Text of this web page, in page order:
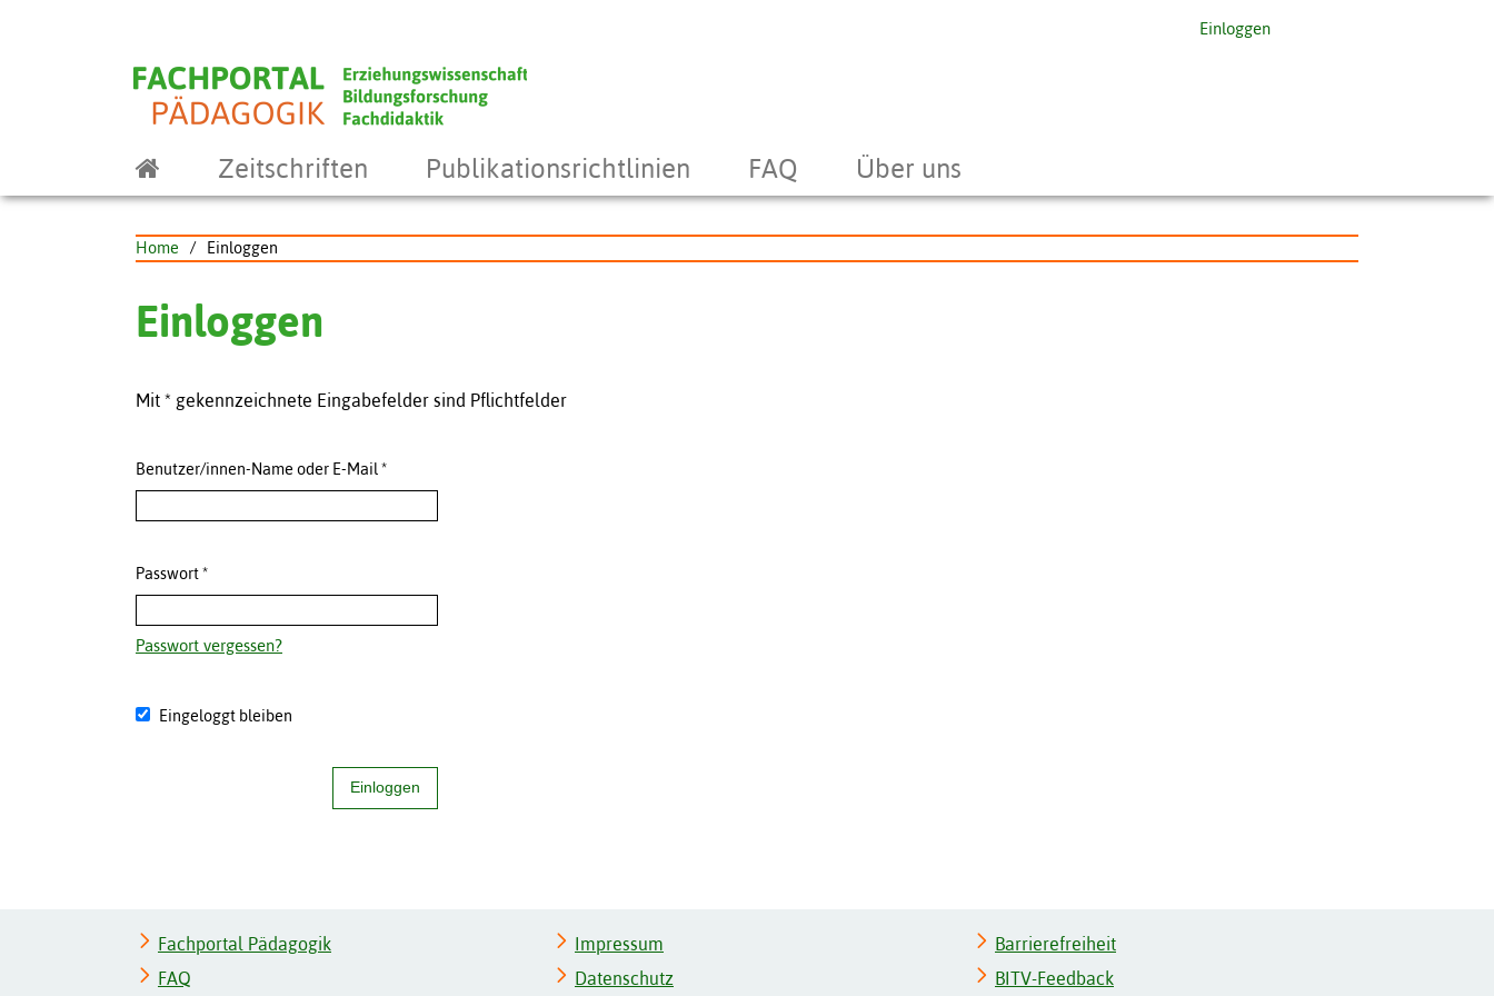
Zeitschriften Publikationsrichtlinien FAQ Über uns
Einloggen
Home / Einloggen
Einloggen
Mit * gekennzeichnete Eingabefelder sind Pflichtfelder
Benutzer/innen-Name oder E-Mail *
Passwort*
Passwort vergessen?
Eingeloggt bleiben
Einloggen
Fachportal Pädagogik
FAQ
Impressum
Datenschutz
Barrierefreiheit
BITV-Feedback